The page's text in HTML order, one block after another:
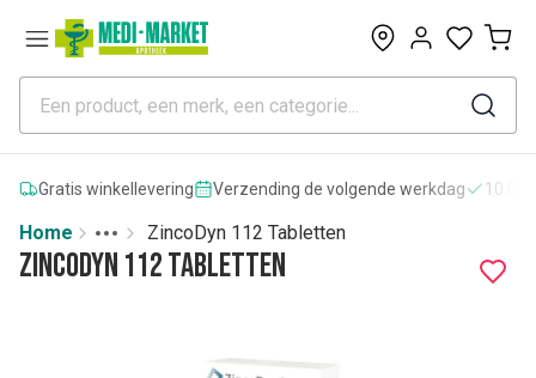
0
Gratis winkellevering Verzending de volgende werkdag
Home
More
Toggle menu
ZincoDyn 112 Tabletten
ZincoDyn 112 Tabletten